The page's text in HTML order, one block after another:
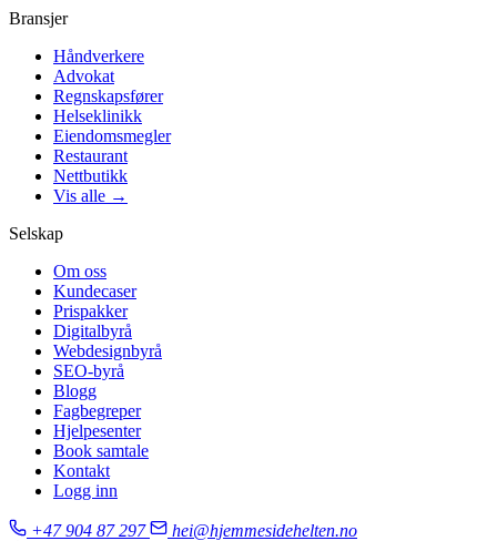
Bransjer
Håndverkere
Advokat
Regnskapsfører
Helseklinikk
Eiendomsmegler
Restaurant
Nettbutikk
Vis alle →
Selskap
Om oss
Kundecaser
Prispakker
Digitalbyrå
Webdesignbyrå
SEO-byrå
Blogg
Fagbegreper
Hjelpesenter
Book samtale
Kontakt
Logg inn
+47 904 87 297
hei@hjemmesidehelten.no